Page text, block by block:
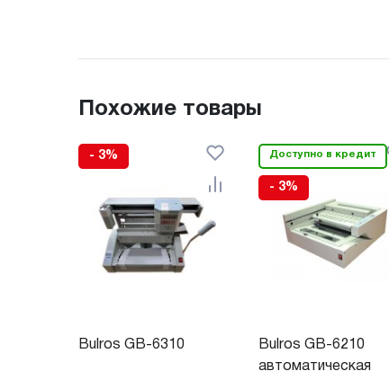
Похожие товары
- 3%
Bulros GB-6310
Доступно в кредит
- 3%
Bulros GB-6210
автоматическая